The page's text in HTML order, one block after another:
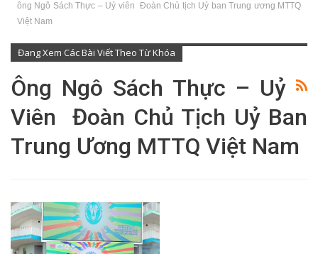
ông Ngô Sách Thực – Uỷ viên Đoàn Chủ tịch Uỷ ban Trung ương MTTQ
Việt Nam
Đang Xem Các Bài Viết Theo Từ Khóa
Ông Ngô Sách Thực – Uỷ
Viên Đoàn Chủ Tịch Uỷ Ban
Trung Ương MTTQ Việt Nam